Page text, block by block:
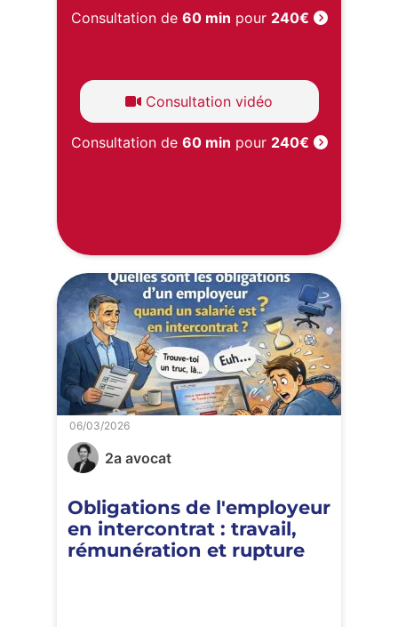
Consultation de 60 min pour 240€
Consultation vidéo
Consultation de 60 min pour 240€
2a avocat
Obligations de l'employeur
en intercontrat : travail,
rémunération et rupture
06/03/2026